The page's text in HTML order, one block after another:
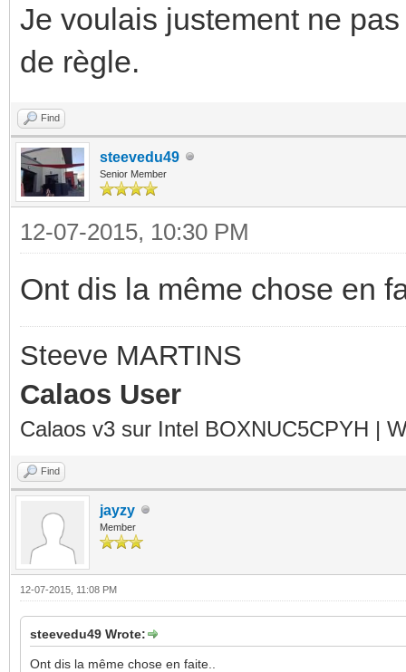
Je voulais justement ne
de règle.
Find
steevedu49
Senior Member
12-07-2015, 10:30 PM
Ont dis la même chose en
Steeve MARTINS
Calaos User
Calaos v3 sur Intel BOXNUC5CPYH |
Find
jayzy
Member
12-07-2015, 11:08 PM
steevedu49 Wrote:
Ont dis la même chose en faite..